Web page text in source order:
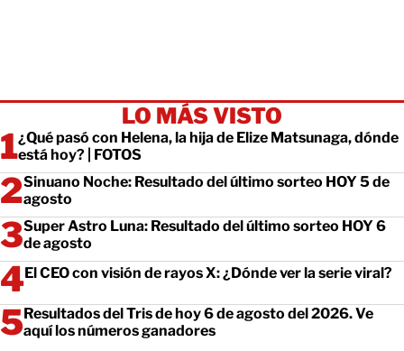
LO MÁS VISTO
¿Qué pasó con Helena, la hija de Elize Matsunaga, dónde
está hoy? | FOTOS
Sinuano Noche: Resultado del último sorteo HOY 5 de
agosto
Super Astro Luna: Resultado del último sorteo HOY 6
de agosto
El CEO con visión de rayos X: ¿Dónde ver la serie viral?
Resultados del Tris de hoy 6 de agosto del 2026. Ve
aquí los números ganadores